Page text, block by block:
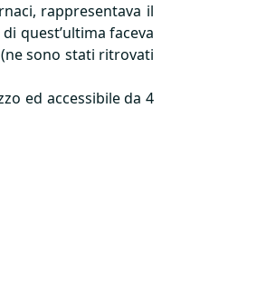
rappresentava il
quest’ultima faceva
(ne sono stati ritrovati
ed accessibile da 4